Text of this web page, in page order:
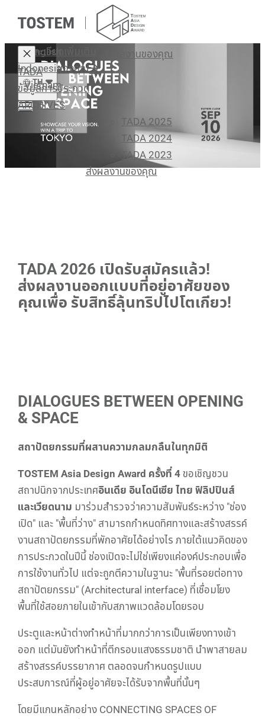
TADA
ข้อมูลการประกวด
ARCHIVES
TADA 2025
TADA 2024
TADA 2023
ส่งผลงานของคุณ
ส่งผลงานของคุณ
TH
English
Indonesia
Vietnam
รายละเอียดเพิ่มเติม
ส่งผลงานของคุณ
TADA 2026 เปิดรับสมัครแล้ว!
ส่งผลงานออกแบบที่อยู่อาศัยของ
คุณเพื่อ รับสิทธิ์ลุ้นทริปไปโตเกียว!
DIALOGUES BETWEEN OPENING
& SPACE
สถาปัตยกรรมที่ผสานความกลมกลืนในทุกมิติ
TOSTEM Asia Design Award ครั้งที่ 4 ขอเชิญชวน
สถาปนิกจากประเทศอินเดีย อินโดนีเซีย ไทย ฟิลิปปินส์
และเวียดนาม มาร่วมสำรวจว่าความสัมพันธ์ระหว่าง "ช่อง
เปิด" และ "พื้นที่ว่าง" สามารถกำหนดทิศทางและสร้างสรรค์
งานสถาปัตยกรรมที่พักอาศัยได้อย่างไร ภายใต้แนวคิดของ
การประกวดในปีนี้ ช่องเปิดจะไม่ใช่เพียงแค่องค์ประกอบเพื่อ
การใช้งานทั่วไป แต่จะถูกตีความในฐานะ "พื้นที่รอยต่อทาง
สถาปัตยกรรม" (Architectural interface) ที่เชื่อมโยง
พื้นที่ใช้สอยภายในเข้ากับสภาพแวดล้อมโดยรอบ
ประตูและหน้าต่างทำหน้าที่มากกว่าการเป็นเพียงทางเข้า
ออก แต่มันยังทำหน้าที่ตีกรอบแสงธรรมชาติ นำพาสายลม
สร้างสรรค์บรรยากาศ ตลอดจนกำหนดรูปแบบ
ประสบการณ์ที่ผู้อยู่อาศัยจะได้รับจากพื้นที่นั้นๆ
โดยมีแกนหลักอย่าง CONNECTING SPACES OF